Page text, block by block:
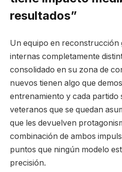
resultados”
Un equipo en reconstrucción
internas completamente
consolidado en su zona de
nuevos tienen algo que
entrenamiento y cada partido
veteranos que se quedan
que les devuelven
combinación de ambos
puntos que ningún modelo
precisión.